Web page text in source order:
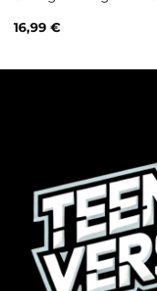
16,99 €